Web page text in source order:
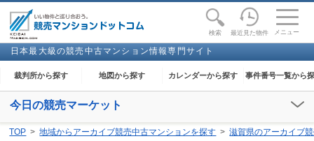
検索 最近見た物件 メニュー
日本最大級の競売中古マンション情報専門サイト
裁判所から探す 地図から探す カレンダーから探す 事件番号一覧から
toggle
今日の競売マーケット
TOP 地域からアーカイブ競売中古マンションを探す 滋賀県のアーカイブ